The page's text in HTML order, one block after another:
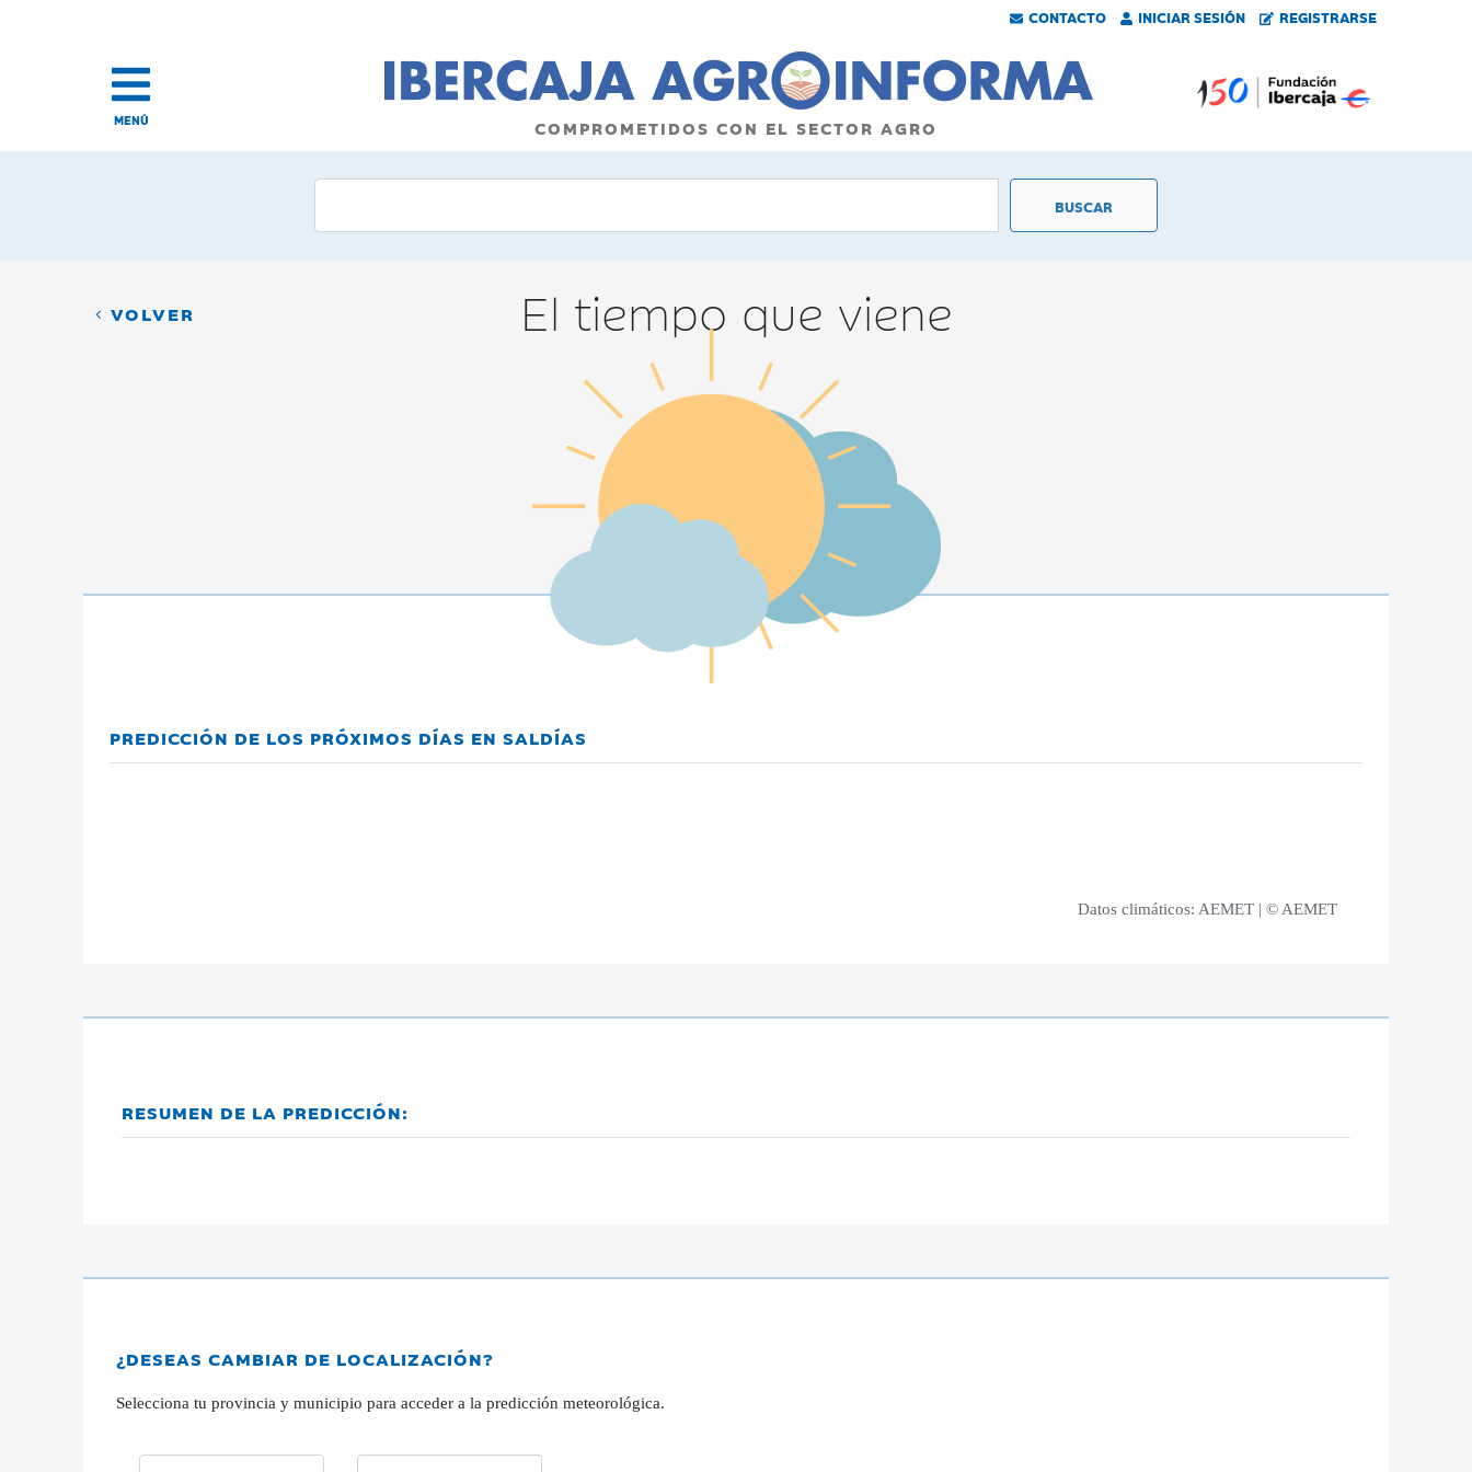
CONTACTO INICIAR SESIÓN REGISTRARSE
MENÚ COMPROMETIDOS CON EL SECTOR AGRO
VOLVER El tiempo que viene
PREDICCIÓN DE LOS PRÓXIMOS DÍAS EN SALDÍAS
Datos climáticos: AEMET | © AEMET
RESUMEN DE LA PREDICCIÓN:
¿DESEAS CAMBIAR DE LOCALIZACIÓN?
Selecciona tu provincia y municipio para acceder a la predicción meteorológica.